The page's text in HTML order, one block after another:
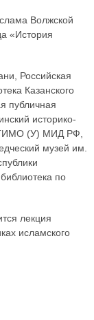
Волжской
«История
Российская
Казанского
публичная
историко-
(У) МИД РФ,
музей им.
по
лекция
исламского